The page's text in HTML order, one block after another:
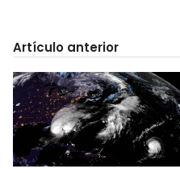
Artículo anterior